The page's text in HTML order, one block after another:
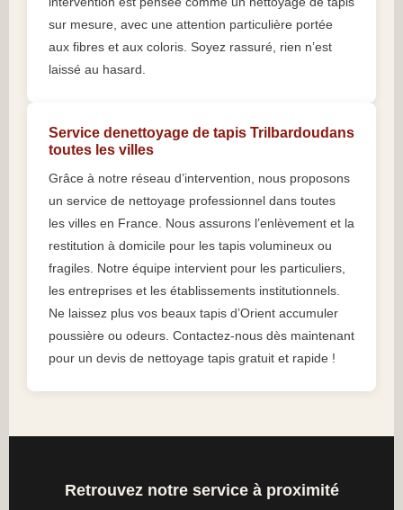
sur mesure, avec une attention particulière portée
aux fibres et aux coloris. Soyez rassuré, rien n’est
laissé au hasard.
Service denettoyage de tapis Trilbardoudans
toutes les villes
Grâce à notre réseau d’intervention, nous proposons
un service de nettoyage professionnel dans toutes
les villes en France. Nous assurons l’enlèvement et la
restitution à domicile pour les tapis volumineux ou
fragiles. Notre équipe intervient pour les particuliers,
les entreprises et les établissements institutionnels.
Ne laissez plus vos beaux tapis d’Orient accumuler
poussière ou odeurs. Contactez-nous dès maintenant
pour un devis de nettoyage tapis gratuit et rapide !
Retrouvez notre service à proximité